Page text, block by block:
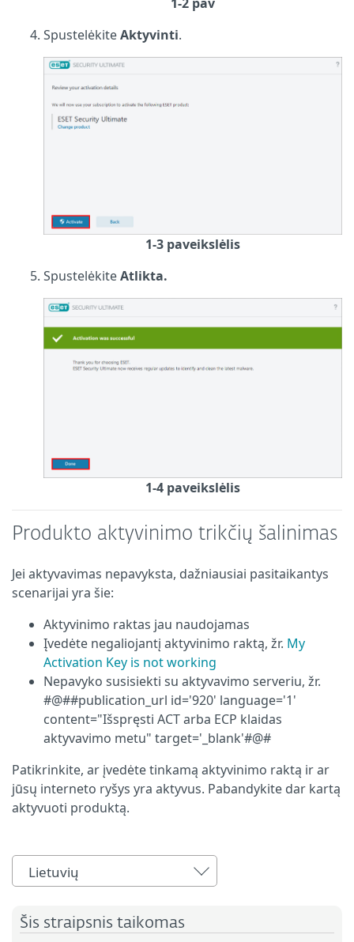
SpustelėkiteAktyvinti.
1-3 paveikslėlis
SpustelėkiteAtlikta.
1-4 paveikslėlis
Produkto aktyvinimo trikčių šalinimas
Jei aktyvavimas nepavyksta, dažniausiai pasitaikantys
scenarijai yra šie:
Aktyvinimo raktas jau naudojamas
Įvedėte negaliojantį aktyvinimo raktą, žr. My
Activation Key is not working
Nepavyko susisiekti su aktyvavimo serveriu, žr.
#@##publication_url id='920' language='1'
content="Išspręsti ACT arba ECP klaidas
aktyvavimo metu" target='_blank'#@#
Patikrinkite, ar įvedėte tinkamą aktyvinimo raktą ir ar
jūsų interneto ryšys yra aktyvus. Pabandykite dar kartą
aktyvuoti produktą.
Lietuvių
Šis straipsnis taikomas